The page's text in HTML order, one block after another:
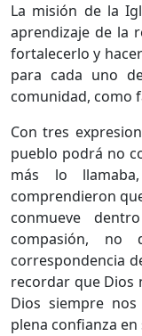
La misión de la
aprendizaje de la
fortalecerlo y
para cada uno
comunidad, como
Con tres
pueblo podrá no
más lo
comprendieron
conmueve
compasión,
correspondencia
recordar que Dios
Dios siempre
plena confianza